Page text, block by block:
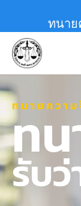
ทนาย
ทนายความ
ทน
รับ